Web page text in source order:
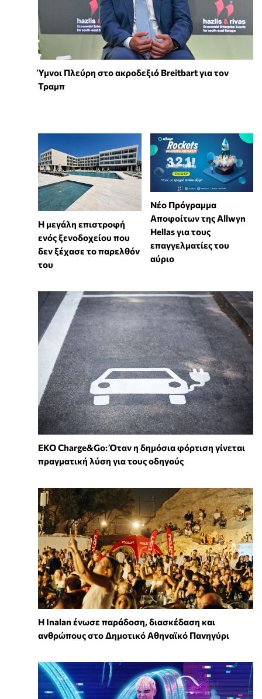
Ύμνοι Πλεύρη στο ακροδεξιό Breitbart για τον
Τραμπ
Η μεγάλη επιστροφή
ενός ξενοδοχείου που
δεν ξέχασε το παρελθόν
του
Νέο Πρόγραμμα
Αποφοίτων της Allwyn
Hellas για τους
επαγγελματίες του
αύριο
EKO Charge&Go: Όταν η δημόσια φόρτιση γίνεται
πραγματική λύση για τους οδηγούς
Η Inalan ένωσε παράδοση, διασκέδαση και
ανθρώπους στο Δημοτικό Αθηναϊκό Πανηγύρι